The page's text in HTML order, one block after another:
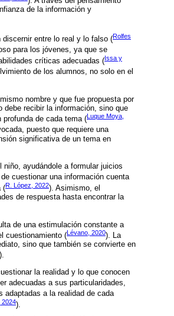
de la información y
entre lo real y lo falso (Rolfes
para los jóvenes, ya que se
críticas adecuadas (Issa y
de los alumnos, no solo en el
nombre y que fue propuesta por
debe recibir la información, sino que
de cada tema (Luque Moya,
puesto que requiere una
significativa de un tema en
ayudándole a formular juicios
cuestionar una información cuenta
(R. López, 2022). Asimismo, el
de respuesta hasta encontrar la
de una estimulación constante a
cuestionamiento (Lévano, 2020). La
sino que también se convierte en
).
la realidad y lo que conocen
adecuadas a sus particularidades,
adaptadas a la realidad de cada
2024).